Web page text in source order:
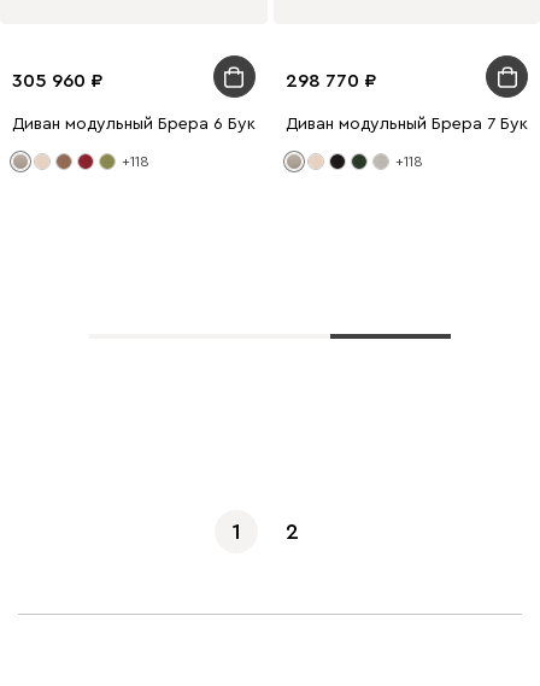
305 960
Диван модульный Брера 6 Букле Бежевый
+118
298 770
Диван модульный Брера 7
+118
1 2